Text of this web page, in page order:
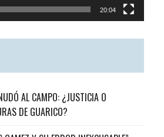
20:04
AL CAMPO: ¿JUSTICIA O
DE GUARICO?